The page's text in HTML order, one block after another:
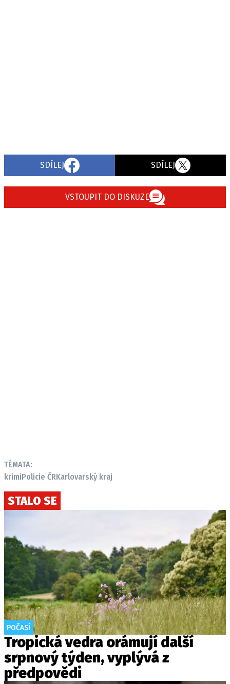
SDÍLEJ SDÍLEJ
VSTOUPIT DO DISKUZE
TÉMATA:
krimiPolicie ČRKarlovarský kraj
STALO SE
POČASÍ
Tropická vedra orámují další
srpnový týden, vyplývá z
předpovědi